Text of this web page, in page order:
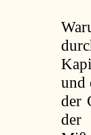
und
der
der